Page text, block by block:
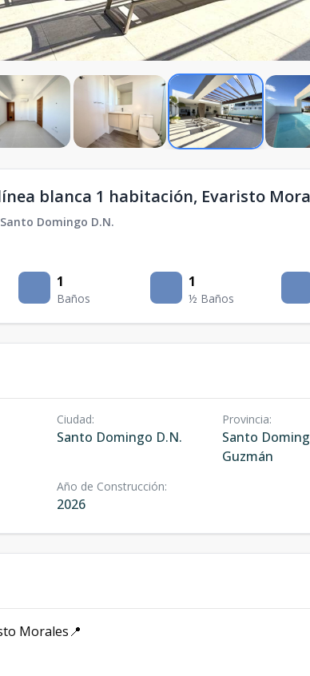
blanca 1 habitación, Evaristo
Santo Domingo D.N.
1
Baños
1
½ Baños
Ciudad:
Santo Domingo D.N.
Provincia:
Santo
Guzmán
Año de Construcción:
2026
Morales📍